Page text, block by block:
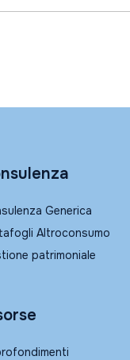
Generica
Altroconsumo
patrimoniale